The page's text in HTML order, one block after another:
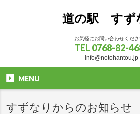
道の駅 すず
お気軽にお問い合わせくださ
TEL 0768-82-
info@notohantou.jp
MENU
すずなりからのお知らせ